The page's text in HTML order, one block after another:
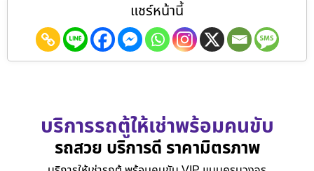
แชร์หน้านี้
บริการรถตู้ให้เช่าพร้อมคนขับ
รถสวย บริการดี ราคามิตรภาพ